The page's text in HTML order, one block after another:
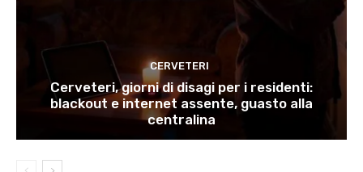
CERVETERI
Cerveteri, giorni di disagi per i residenti:
blackout e internet assente, guasto alla
centralina